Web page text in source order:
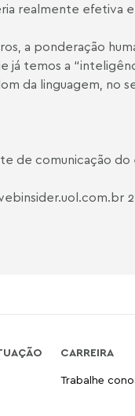
realmente efetiva
a ponderação
já temos a
da linguagem, no
de comunicação do
CARREIRA
Trabalhe